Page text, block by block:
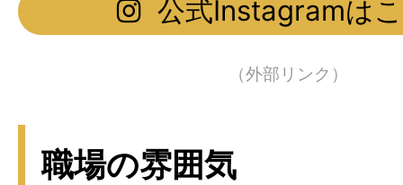
公式Instagramは
（外部リンク）
職場の雰囲気